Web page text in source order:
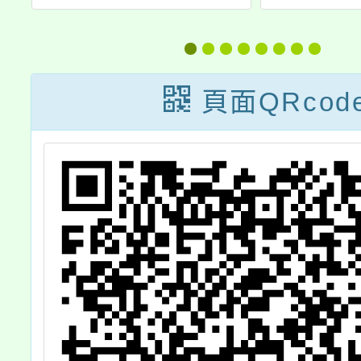
教育校園公益專
案」教師線上研
看地
戰
頁面